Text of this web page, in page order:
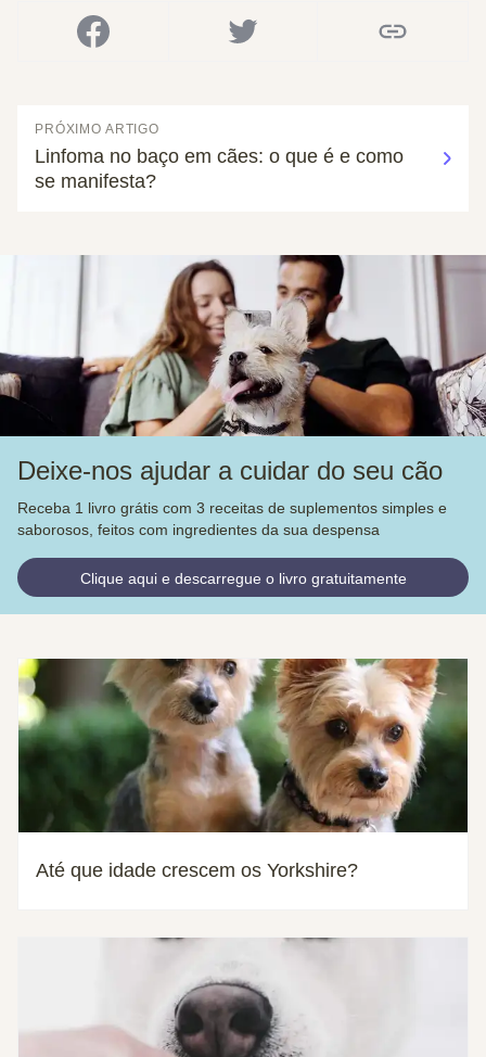
PRÓXIMO ARTIGO
Linfoma no baço em cães: o que é e como
se manifesta?
Deixe-nos ajudar a cuidar do seu cão
Receba 1 livro grátis com 3 receitas de suplementos simples e
saborosos, feitos com ingredientes da sua despensa
Clique aqui e descarregue o livro gratuitamente
Até que idade crescem os Yorkshire?